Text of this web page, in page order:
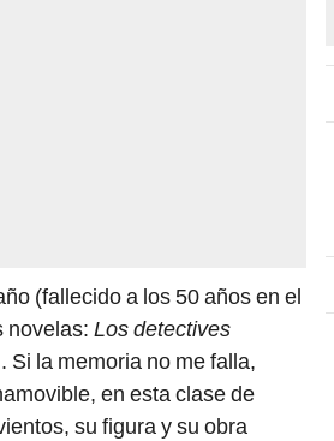
(fallecido a los 50 años en el
novelas: Los detectives
Si la memoria no me falla,
en esta clase de
su figura y su obra